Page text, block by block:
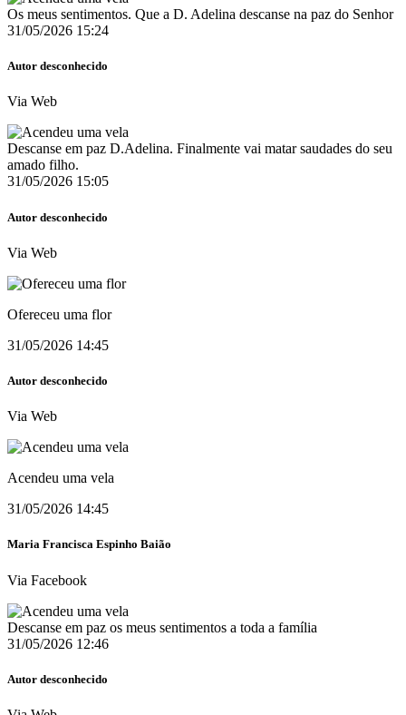
Os meus sentimentos. Que a D. Adelina descanse na paz do Senhor
31/05/2026 15:24
Autor desconhecido
Via Web
Descanse em paz D.Adelina. Finalmente vai matar saudades do seu
amado filho.
31/05/2026 15:05
Autor desconhecido
Via Web
Ofereceu uma flor
31/05/2026 14:45
Autor desconhecido
Via Web
Acendeu uma vela
31/05/2026 14:45
Maria Francisca Espinho Baião
Via Facebook
Descanse em paz os meus sentimentos a toda a família
31/05/2026 12:46
Autor desconhecido